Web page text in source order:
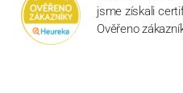
jsme získali
Ověřeno